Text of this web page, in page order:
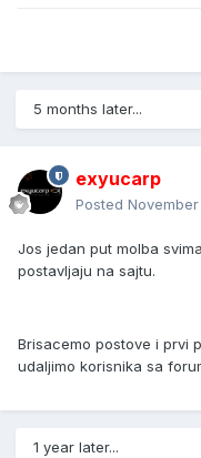
5 months later...
exyucarp
Posted
Jos jedan put molba
postavljaju na sajtu.
Brisacemo postove i prvi
udaljimo korisnika sa
1 year later...